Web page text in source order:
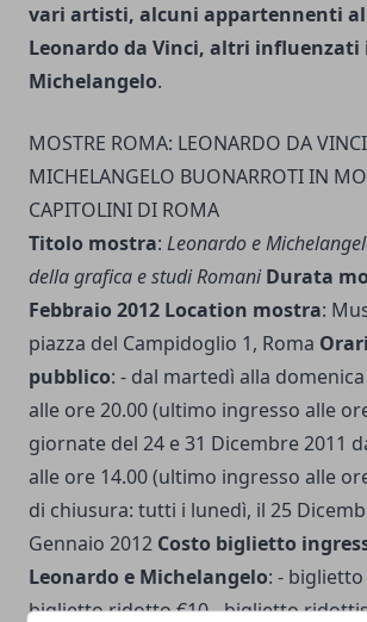
vari artisti, alcuni appartennenti
Leonardo da Vinci, altri influenzati
Michelangelo.
MOSTRE ROMA: LEONARDO DA
MICHELANGELO BUONARROTI IN
CAPITOLINI DI ROMA
Titolo mostra: Leonardo e
della grafica e studi Romani Durata
Febbraio 2012 Location mostra:
piazza del Campidoglio 1, Roma
pubblico: - dal martedì alla
alle ore 20.00 (ultimo ingresso alle
giornate del 24 e 31 Dicembre 2011
alle ore 14.00 (ultimo ingresso alle
di chiusura: tutti i lunedì, il 25
Gennaio 2012 Costo biglietto
Leonardo e Michelangelo: -
biglietto ridotto €10 - biglietto